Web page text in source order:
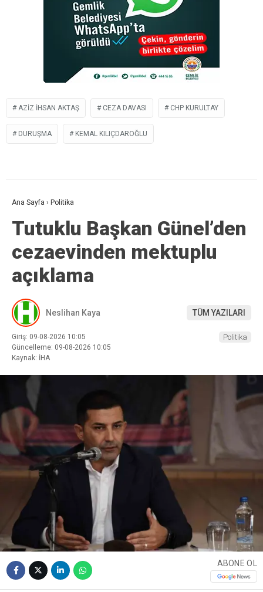
AZIZ IHSAN AKTAŞ CEZA DAVASI CHP KURULTAY
DURUŞMA KEMAL KILIÇDAROĞLU
Ana Sayfa › Politika
Tutuklu Başkan Günel’den
cezaevinden mektuplu
açıklama
Neslihan Kaya TÜM YAZILARI
Giriş: 09-08-2026 10:05
Güncelleme: 09-08-2026 10:05
Kaynak: İHA
Politika
ABONE OL